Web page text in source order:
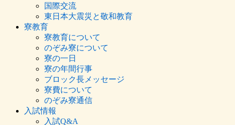
国際交流
東日本大震災と敬和教育
寮教育
寮教育について
のぞみ寮について
寮の一日
寮の年間行事
ブロック長メッセージ
寮費について
のぞみ寮通信
入試情報
入試Q&A